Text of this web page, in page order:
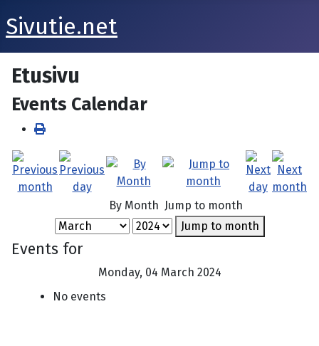
Sivutie.net
Etusivu
Events Calendar
By Month Jump to month
Jump to month
Events for
Monday, 04 March 2024
No events